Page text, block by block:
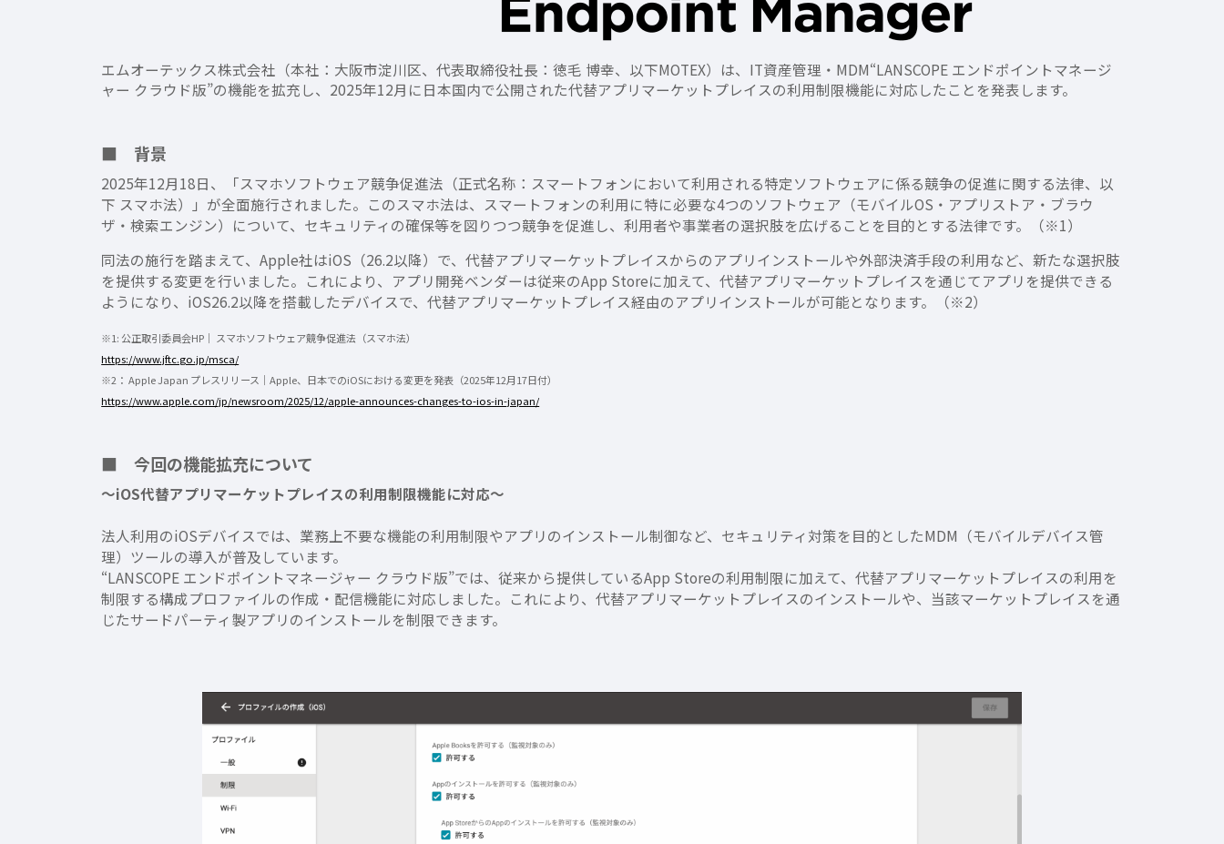
エムオーテックス株式会社（本社：大阪市淀川区、代表取締役社長：徳毛 博幸、以下MOTEX）は、IT資産管理・MDM“LANSCOPE エンドポイントマネージ
ャー クラウド版”の機能を拡充し、2025年12月に日本国内で公開された代替アプリマーケットプレイスの利用制限機能に対応したことを発表します。
■ 背景
2025年12月18日、「スマホソフトウェア競争促進法（正式名称：スマートフォンにおいて利用される特定ソフトウェアに係る競争の促進に関する法律、以
下 スマホ法）」が全面施行されました。このスマホ法は、スマートフォンの利用に特に必要な4つのソフトウェア（モバイルOS・アプリストア・ブラウ
ザ・検索エンジン）について、セキュリティの確保等を図りつつ競争を促進し、利用者や事業者の選択肢を広げることを目的とする法律です。（※1）
同法の施行を踏まえて、Apple社はiOS（26.2以降）で、代替アプリマーケットプレイスからのアプリインストールや外部決済手段の利用など、新たな選択肢
を提供する変更を行いました。これにより、アプリ開発ベンダーは従来のApp Storeに加えて、代替アプリマーケットプレイスを通じてアプリを提供できる
ようになり、iOS26.2以降を搭載したデバイスで、代替アプリマーケットプレイス経由のアプリインストールが可能となります。（※2）
※1: 公正取引委員会HP｜ スマホソフトウェア競争促進法（スマホ法）
https://www.jftc.go.jp/msca/
※2： Apple Japan プレスリリース｜Apple、日本でのiOSにおける変更を発表（2025年12月17日付）
https://www.apple.com/jp/newsroom/2025/12/apple-announces-changes-to-ios-in-japan/
■ 今回の機能拡充について
〜iOS代替アプリマーケットプレイスの利用制限機能に対応〜
法人利用のiOSデバイスでは、業務上不要な機能の利用制限やアプリのインストール制御など、セキュリティ対策を目的としたMDM（モバイルデバイス管
理）ツールの導入が普及しています。
“LANSCOPE エンドポイントマネージャー クラウド版”では、従来から提供しているApp Storeの利用制限に加えて、代替アプリマーケットプレイスの利用を
制限する構成プロファイルの作成・配信機能に対応しました。これにより、代替アプリマーケットプレイスのインストールや、当該マーケットプレイスを通
じたサードパーティ製アプリのインストールを制限できます。